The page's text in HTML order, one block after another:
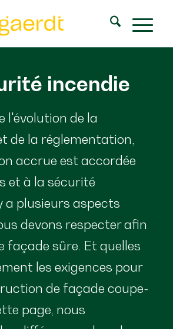
incendie
l'évolution de la
de la réglementation,
accrue est accordée
et à la sécurité
a plusieurs aspects
devons respecter afin
façade sûre. Et quelles
les exigences pour
de façade coupe-
page, nous